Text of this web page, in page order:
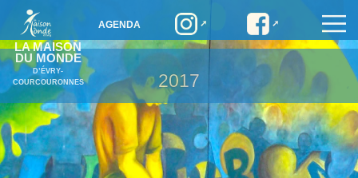
LA MAISON
DU MONDE
D’ÉVRY-
COURCOURONNES
AGENDA
2017